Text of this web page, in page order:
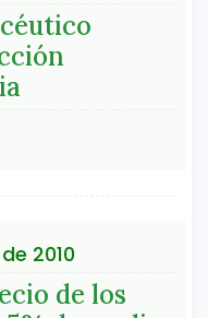
2010
de los